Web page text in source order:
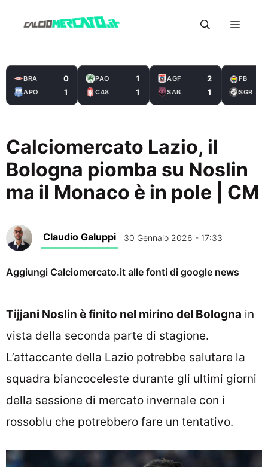
Menu
BRA 0
APO 1
PAO 1
C48 1
AGF 2
SAB 1
FB
SGR
Calciomercato Lazio, il
Bologna piomba su Noslin
ma il Monaco è in pole | CM
Claudio Galuppi 30 Gennaio 2026 - 17:33
Aggiungi Calciomercato.it alle fonti di google news
Tijjani Noslin è finito nel mirino del Bologna in
vista della seconda parte di stagione.
L’attaccante della Lazio potrebbe salutare la
squadra biancoceleste durante gli ultimi giorni
della sessione di mercato invernale con i
rossoblu che potrebbero fare un tentativo.